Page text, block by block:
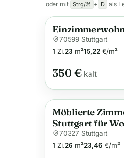
oder mit Strg/⌘ + D als
Anzeige
70599 Stuttgart
1 Zi.23 m²15,22€/m²
350 €kalt
Anzeige
Möblierte
Stuttgart für
Zeit schon ab 1
70327 Stuttgart
1 Zi.26 m²23,46 €/m²